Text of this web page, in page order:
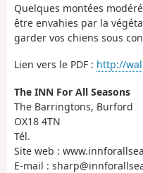
Quelques montées
être envahies par la
garder vos chiens sous
Lien vers le PDF : http://
The INN For All Seasons
The Barringtons, Burford
OX18 4TN
Tél.
Site web :
E-mail :